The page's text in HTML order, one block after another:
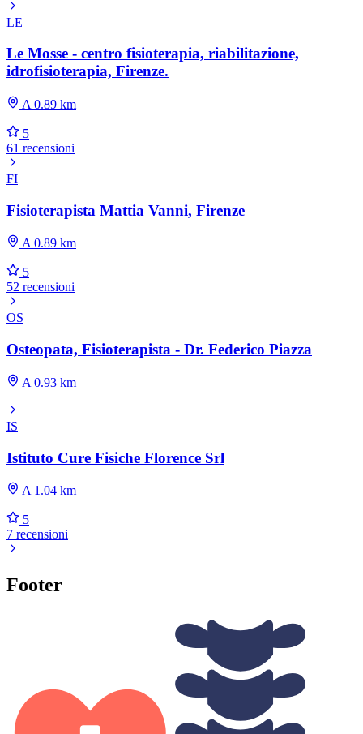
LE
Le Mosse - centro fisioterapia, riabilitazione,
idrofisioterapia, Firenze.
A 0.89 km
5
61 recensioni
FI
Fisioterapista Mattia Vanni, Firenze
A 0.89 km
5
52 recensioni
OS
Osteopata, Fisioterapista - Dr. Federico Piazza
A 0.93 km
IS
Istituto Cure Fisiche Florence Srl
A 1.04 km
5
7 recensioni
Footer